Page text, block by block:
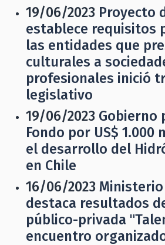
19/06/2023 Proyecto
establece requisitos
las entidades que
culturales a
profesionales inició
legislativo
19/06/2023 Gobierno
Fondo por US$ 1.000
el desarrollo del
en Chile
16/06/2023 Ministerio
destaca resultados
público-privada
encuentro